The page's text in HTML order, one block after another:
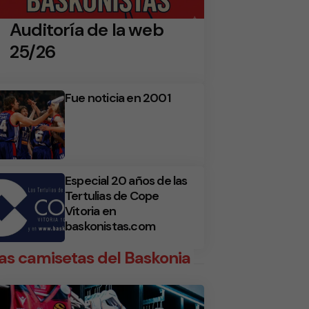
Auditoría de la web
25/26
Fue noticia en 2001
Especial 20 años de las
Tertulias de Cope
Vitoria en
baskonistas.com
camisetas del Baskonia